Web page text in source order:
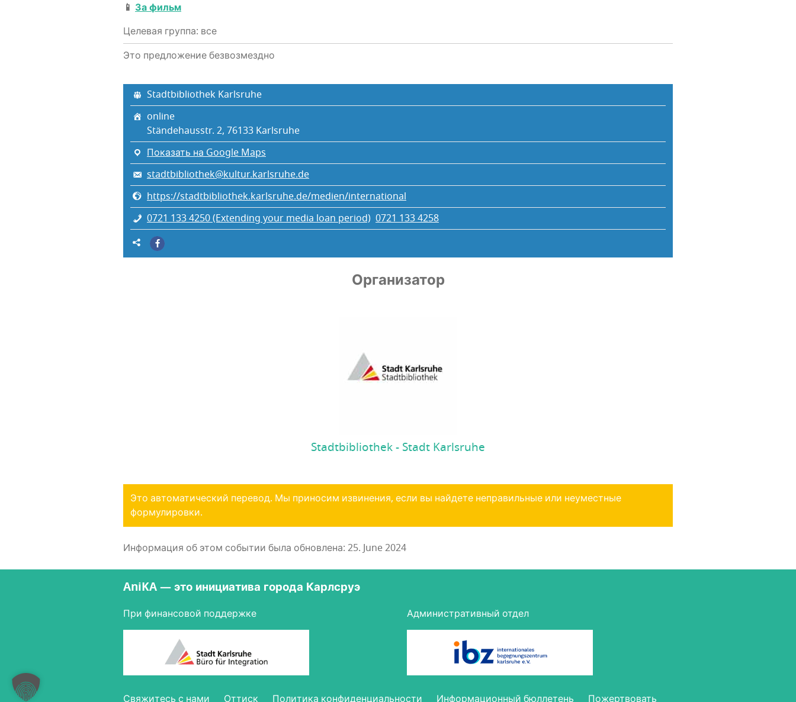
📱 За фильм
Целевая группа: все
Это предложение безвозмездно
Stadtbibliothek Karlsruhe
online
Ständehausstr. 2, 76133 Karlsruhe
Показать на Google Maps
stadtbibliothek@kultur.karlsruhe.de
https://stadtbibliothek.karlsruhe.de/medien/international
0721 133 4250 (Extending your media loan period) 0721 133 4258
Организатор
Stadtbibliothek - Stadt Karlsruhe
Это автоматический перевод. Мы приносим извинения, если вы найдете неправильные или неуместные
формулировки.
Информация об этом событии была обновлена: 25. June 2024
AniKA — это инициатива города Карлсруэ
При финансовой поддержке Административный отдел